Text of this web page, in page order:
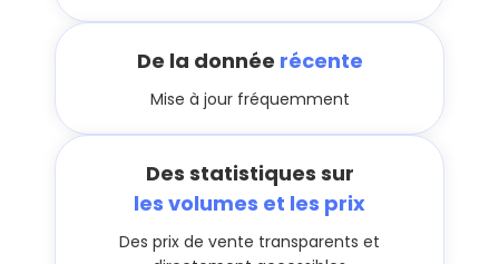
De la donnée récente
Mise à jour fréquemment
Des statistiques sur
les volumes et les prix
Des prix de vente transparents et